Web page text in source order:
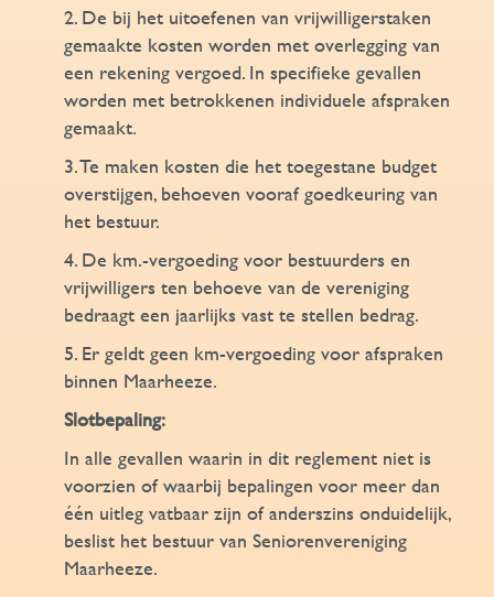
2. De bij het uitoefenen van vrijwilligerstaken
gemaakte kosten worden met overlegging van
een rekening vergoed. In specifieke gevallen
worden met betrokkenen individuele afspraken
gemaakt.
3. Te maken kosten die het toegestane budget
overstijgen, behoeven vooraf goedkeuring van
het bestuur.
4. De km.-vergoeding voor bestuurders en
vrijwilligers ten behoeve van de vereniging
bedraagt een jaarlijks vast te stellen bedrag.
5. Er geldt geen km-vergoeding voor afspraken
binnen Maarheeze.
Slotbepaling:
In alle gevallen waarin in dit reglement niet is
voorzien of waarbij bepalingen voor meer dan
één uitleg vatbaar zijn of anderszins onduidelijk,
beslist het bestuur van Seniorenvereniging
Maarheeze.